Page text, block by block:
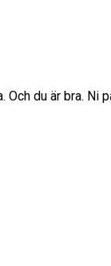
Och du är bra. Ni